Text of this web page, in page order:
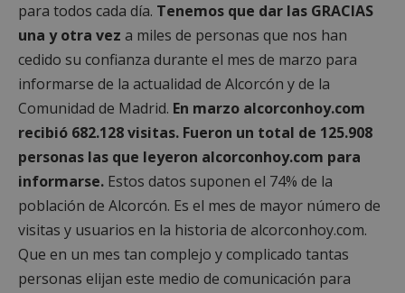
para todos cada día. Tenemos que dar las GRACIAS
una y otra vez a miles de personas que nos han
cedido su confianza durante el mes de marzo para
informarse de la actualidad de Alcorcón y de la
Comunidad de Madrid. En marzo alcorconhoy.com
recibió 682.128 visitas. Fueron un total de 125.908
personas las que leyeron alcorconhoy.com para
informarse. Estos datos suponen el 74% de la
población de Alcorcón. Es el mes de mayor número de
visitas y usuarios en la historia de alcorconhoy.com.
Que en un mes tan complejo y complicado tantas
personas elijan este medio de comunicación para